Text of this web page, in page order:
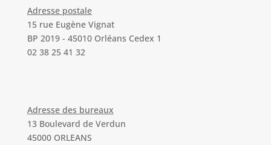
Adresse postale
15 rue Eugène Vignat
BP 2019 - 45010 Orléans Cedex 1
02 38 25 41 32
Adresse des bureaux
13 Boulevard de Verdun
45000 ORLEANS